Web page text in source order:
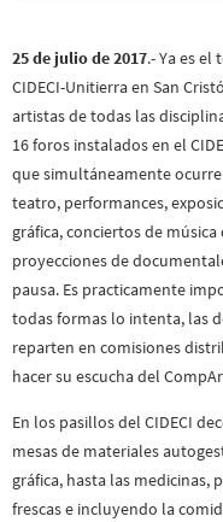
25 de julio de 2017.- Ya es
CIDECI-Unitierra en San
artistas de todas las
16 foros instalados en el
que simultáneamente
teatro, performances,
gráfica, conciertos de
proyecciones de
pausa. Es practicamente
todas formas lo intenta, las
reparten en comisiones
hacer su escucha del
En los pasillos del CIDECI
mesas de materiales
gráfica, hasta las medicinas,
frescas e incluyendo la